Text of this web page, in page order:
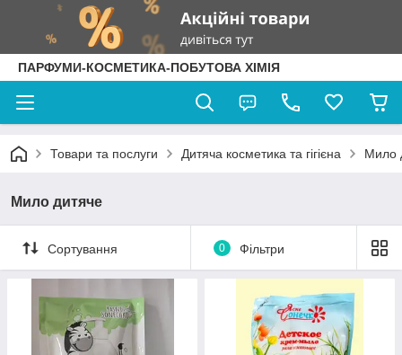
ПАРФУМИ-КОСМЕТИКА-ПОБУТОВА ХІМІЯ
Товари та послуги Дитяча косметика та гігієна Мило
Мило дитяче
Сортування 0 Фільтри